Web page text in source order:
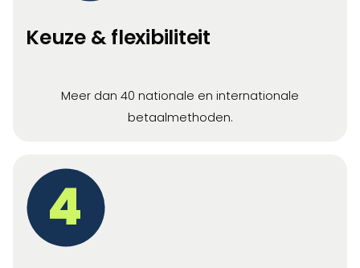
Keuze & flexibiliteit
Meer dan 40 nationale en internationale
betaalmethoden.
4